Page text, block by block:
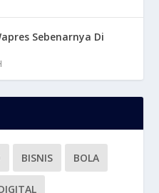
Sebenarnya Di
BISNIS BOLA